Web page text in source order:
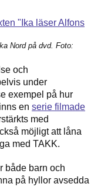
Nord på dvd. Foto:
och
under
exempel på hur
en serie filmade
med
möjligt att låna
med TAKK.
både barn och
på hyllor avsedda